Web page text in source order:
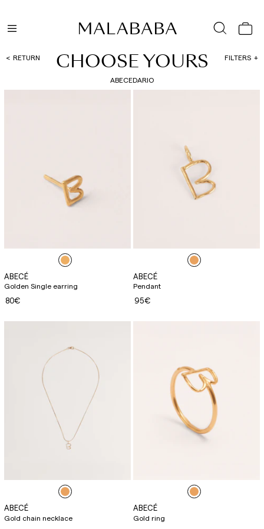
RETURN CHOOSE YOURS FILTERS
ABECEDARIO
ABECÉ
Golden Single earring
80€
ABECÉ
Pendant
95€
ABECÉ
Gold chain necklace
ABECÉ
Gold ring